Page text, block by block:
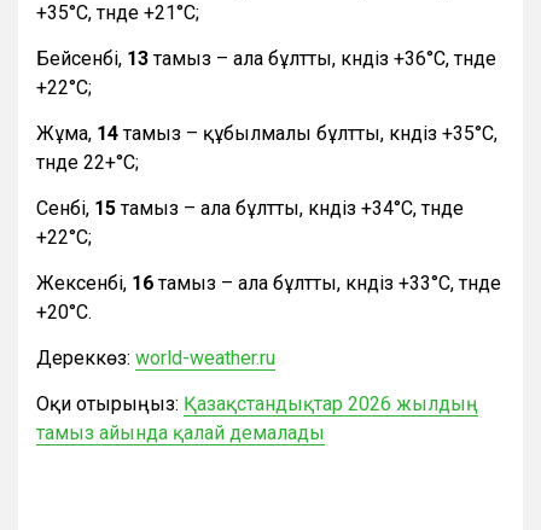
+35°С, түнде +21°С;
Бейсенбі, 13тамыз – ала бұлтты, күндіз +36°С, түнде
+22°С;
Жұма, 14тамыз – құбылмалы бұлтты, күндіз +35°С,
түнде 22+°С;
Сенбі, 15тамыз – ала бұлтты, күндіз +34°С, түнде
+22°С;
Жексенбі, 16тамыз – ала бұлтты, күндіз +33°С, түнде
+20°С.
Дереккөз: world-weather.ru
Оқи отырыңыз: Қазақстандықтар 2026 жылдың
тамыз айында қалай демалады